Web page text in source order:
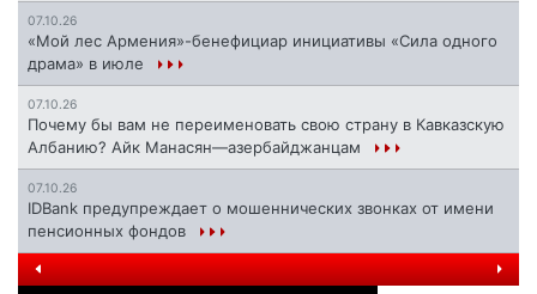
07.10.26
«Мой лес Армения»-бенефициар инициативы «Сила одного
драма» в июле
07.10.26
Почему бы вам не переименовать свою страну в Кавказскую
Албанию? Айк Манасян—азербайджанцам
07.10.26
IDBank предупреждает о мошеннических звонках от имени
пенсионных фондов